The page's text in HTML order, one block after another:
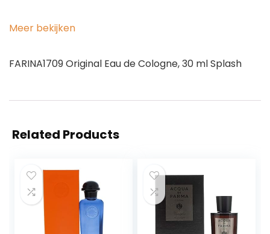
Meer bekijken
FARINA1709 Original Eau de Cologne, 30 ml Splash
Related Products